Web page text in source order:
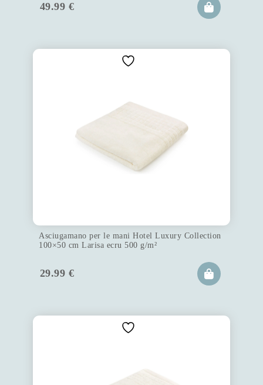
49.99 €
Asciugamano per le mani Hotel Luxury Collection
100×50 cm Larisa ecru 500 g/m²
29.99 €